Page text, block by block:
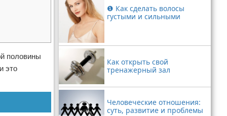
половины
это
❶ Как сделать волосы
густыми и сильными
Как открыть свой
тренажерный зал
Человеческие отношения:
суть, развитие и проблемы